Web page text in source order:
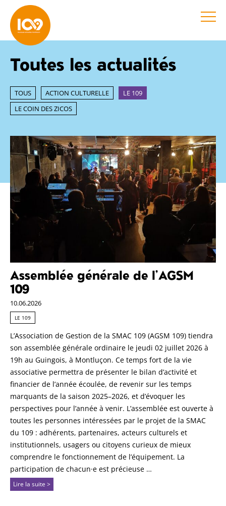
Toutes les actualités
TOUS ACTION CULTURELLE
LE 109
LE COIN DES ZICOS
Assemblée générale de l’AGSM
109
10.06.2026
LE 109
L’Association de Gestion de la SMAC 109 (AGSM 109) tiendra
son assemblée générale ordinaire le jeudi 02 juillet 2026 à
19h au Guingois, à Montluçon. Ce temps fort de la vie
associative permettra de présenter le bilan d’activité et
financier de l’année écoulée, de revenir sur les temps
marquants de la saison 2025–2026, et d’évoquer les
perspectives pour l’année à venir. L’assemblée est ouverte à
toutes les personnes intéressées par le projet de la SMAC
du 109 : adhérents, partenaires, acteurs culturels et
institutionnels, usagers ou citoyens curieux de mieux
comprendre le fonctionnement de l’équipement. La
participation de chacun·e est précieuse …
Lire la suite >